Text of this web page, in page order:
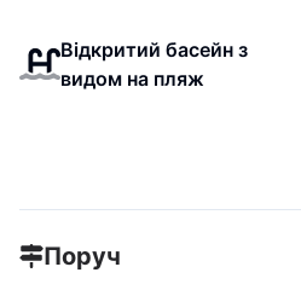
Відкритий басейн з
видом на пляж
Поруч